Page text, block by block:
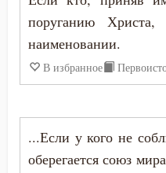
Исповедник
Клятва
Марк Эфесский
Мефодий
Митрофан
Нектарий Оптинский
поруганию
наименовании.
В избранное
...Если у кого не
оберегается союз